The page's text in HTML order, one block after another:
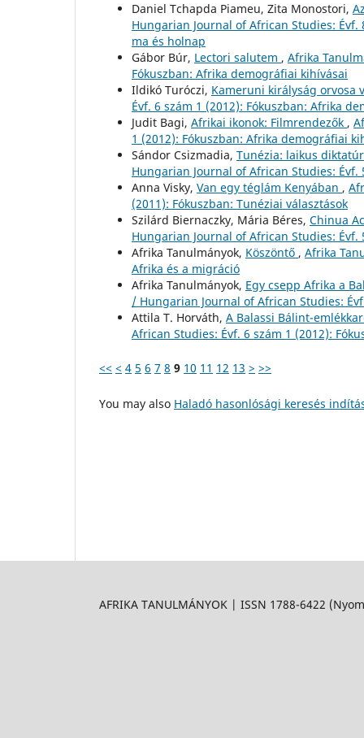
Daniel Tchapda Piameu, Zita Monostori,
Hungarian Journal of African Studies:
ma és holnap
Gábor Búr, Lectori salutem , Afrika
Fókuszban: Afrika demográfiai kihívásai
Ildikó Turóczi, Kameruni királyság orvosa
Évf. 6 szám 1 (2012): Fókuszban: Afrika
Judit Bagi, Afrikai ikonok: Filmrendezők ,
1 (2012): Fókuszban: Afrika demográfiai
Sándor Csizmadia, Tunézia: laikus
Hungarian Journal of African Studies: Évf.
Anna Visky, Van egy téglám Kenyában ,
(2011): Fókuszban: Tunéziai választások
Szilárd Biernaczky, Mária Béres, Chinua
Hungarian Journal of African Studies: Évf.
Afrika Tanulmányok, Köszöntő , Afrika
Afrika és a migráció
Afrika Tanulmányok, Egy csepp Afrika a
/ Hungarian Journal of African Studies:
Attila T. Horváth, A Balassi Bálint-
African Studies: Évf. 6 szám 1 (2012):
<< < 4 5 6 7 8 9 10 11 12 13 > >>
You may also Haladó hasonlósági keresés
AFRIKA TANULMÁNYOK | ISSN 1788-6422